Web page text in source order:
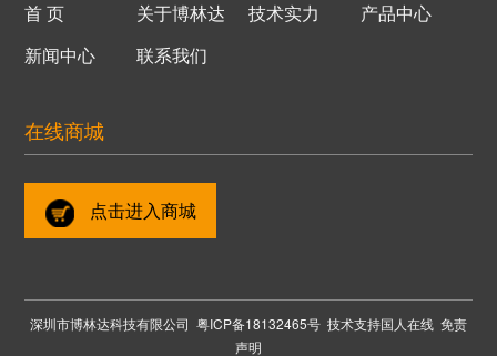
首 页 关于博林达 技术实力
产品中心
新闻中心
联系我们
在线商城
点击进入商城
深圳市博林达科技有限公司 粤ICP备18132465号 技术支持国人在线 免责
声明